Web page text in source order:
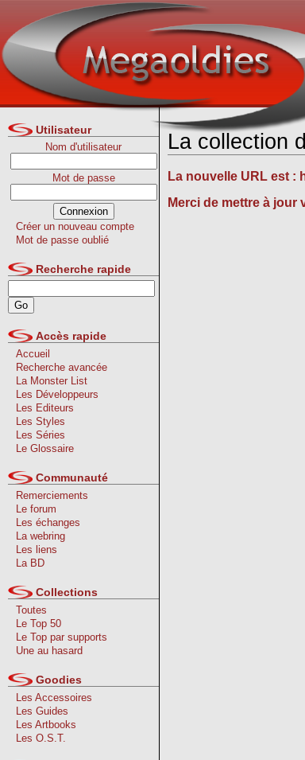
Utilisateur
Nom d'utilisateur
Mot de passe
Créer un nouveau compte
Mot de passe oublié
Recherche rapide
Accès rapide
Accueil
Recherche avancée
La Monster List
Les Développeurs
Les Editeurs
Les Styles
Les Séries
Le Glossaire
Communauté
Remerciements
Le forum
Les échanges
La webring
Les liens
La BD
Collections
Toutes
Le Top 50
Le Top par supports
Une au hasard
Goodies
Les Accessoires
Les Guides
Les Artbooks
Les O.S.T.
La collection
La nouvelle URL est :
Merci de mettre à jour